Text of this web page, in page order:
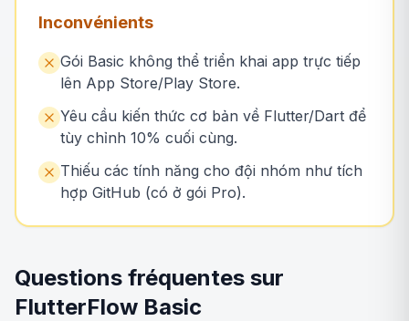
Inconvénients
Gói Basic không thể triển khai app trực tiếp
lên App Store/Play Store.
Yêu cầu kiến thức cơ bản về Flutter/Dart để
tùy chỉnh 10% cuối cùng.
Thiếu các tính năng cho đội nhóm như tích
hợp GitHub (có ở gói Pro).
Questions fréquentes sur
FlutterFlow Basic